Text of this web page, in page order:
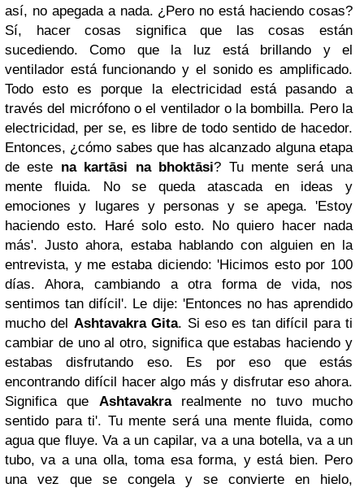
así, no apegada a nada. ¿Pero no está haciendo cosas?
Sí, hacer cosas significa que las cosas están
sucediendo. Como que la luz está brillando y el
ventilador está funcionando y el sonido es amplificado.
Todo esto es porque la electricidad está pasando a
través del micrófono o el ventilador o la bombilla. Pero la
electricidad, per se, es libre de todo sentido de hacedor.
Entonces, ¿cómo sabes que has alcanzado alguna etapa
de este na kartāsi na bhoktāsi? Tu mente será una
mente fluida. No se queda atascada en ideas y
emociones y lugares y personas y se apega. 'Estoy
haciendo esto. Haré solo esto. No quiero hacer nada
más'. Justo ahora, estaba hablando con alguien en la
entrevista, y me estaba diciendo: 'Hicimos esto por 100
días. Ahora, cambiando a otra forma de vida, nos
sentimos tan difícil'. Le dije: 'Entonces no has aprendido
mucho del Ashtavakra Gita. Si eso es tan difícil para ti
cambiar de uno al otro, significa que estabas haciendo y
estabas disfrutando eso. Es por eso que estás
encontrando difícil hacer algo más y disfrutar eso ahora.
Significa que Ashtavakra realmente no tuvo mucho
sentido para ti'. Tu mente será una mente fluida, como
agua que fluye. Va a un capilar, va a una botella, va a un
tubo, va a una olla, toma esa forma, y está bien. Pero
una vez que se congela y se convierte en hielo,